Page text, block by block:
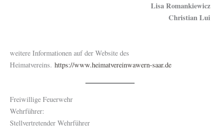
Lisa Romankiewicz
Christian Lui
weitere Informationen auf der Website des
Heimatvereins. https://www.heimatvereinwawern-saar.de
Freiwillige Feuerwehr
Wehrführer:
Stellvertretender Wehrführer